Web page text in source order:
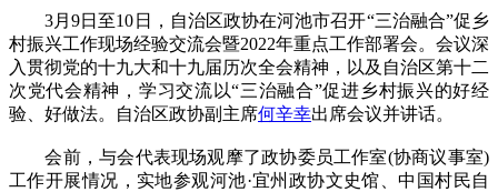
3月9日至10日，自治区政协在河池市召开“三治融合”促乡
村振兴工作现场经验交流会暨2022年重点工作部署会。会议深
入贯彻党的十九大和十九届历次全会精神，以及自治区第十二
次党代会精神，学习交流以“三治融合”促进乡村振兴的好经
验、好做法。自治区政协副主席何辛幸出席会议并讲话。
会前，与会代表现场观摩了政协委员工作室(协商议事室)
工作开展情况，实地参观河池·宜州政协文史馆、中国村民自